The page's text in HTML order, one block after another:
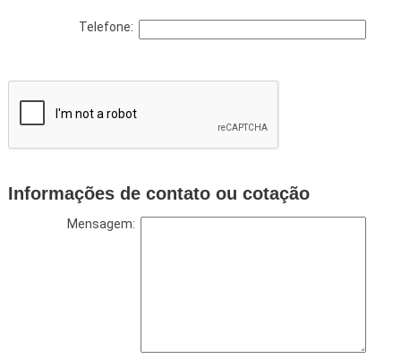
Telefone:
Informações de contato ou cotação
Mensagem: